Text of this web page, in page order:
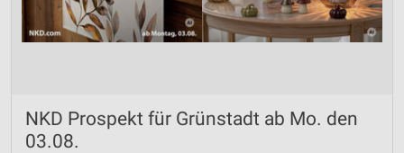
NKD Prospekt für Grünstadt ab Mo. den
03.08.